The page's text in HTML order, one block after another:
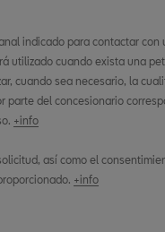
indicado para contactar con
utilizado cuando exista una
cuando sea necesario, la
parte del concesionario
+info
así como el
+info